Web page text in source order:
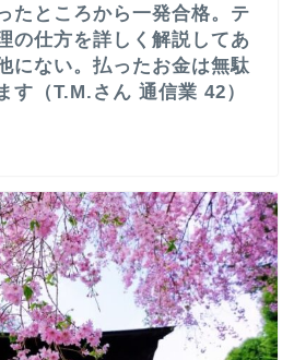
たところから一発合格。テ
の仕方を詳しく解説してあ
にない。払ったお金は無駄
す（T.M.さん 通信業 42）